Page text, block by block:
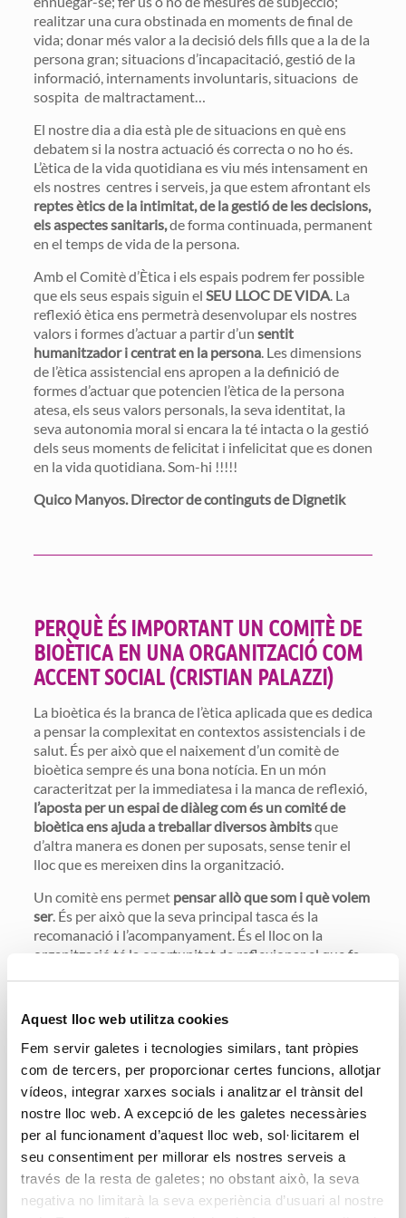
Aquest lloc web utilitza cookies
Fem servir galetes i tecnologies similars, tant pròpies
com de tercers, per proporcionar certes funcions, allotjar
vídeos, integrar xarxes socials i analitzar el trànsit del
nostre lloc web. A excepció de les galetes necessàries
per al funcionament d’aquest lloc web, sol·licitarem el
seu consentiment per millorar els nostres serveis a
través de la resta de galetes; no obstant això, la seva
negativa no limitarà la seva experiència d’usuari al nostre
realitzar una cura obstinada en moments de final de
vida; donar més valor a la decisió dels fills que a la de la
persona gran; situacions d’incapacitació, gestió de la
informació, internaments involuntaris, situacions de
sospita de maltractament…
El nostre dia a dia està ple de situacions en què ens
debatem si la nostra actuació és correcta o no ho és.
L’ètica de la vida quotidiana es viu més intensament en
els nostres centres i serveis, ja que estem afrontant els
reptes ètics de la intimitat, de la gestió de les decisions,
els aspectes sanitaris,de forma continuada, permanent
en el temps de vida de la persona.
Amb el Comitè d’Ètica i els espais podrem fer possible
que els seus espais siguin el SEU LLOC DE VIDA. La
reflexió ètica ens permetrà desenvolupar els nostres
valors i formes d’actuar a partir d’un sentit
humanitzador i centrat en la persona. Les dimensions
de l’ètica assistencial ens apropen a la definició de
formes d’actuar que potencien l’ètica de la persona
atesa, els seus valors personals, la seva identitat, la
seva autonomia moral si encara la té intacta o la gestió
dels seus moments de felicitat i infelicitat que es donen
en la vida quotidiana. Som-hi !!!!!
Quico Manyos. Director de continguts de Dignetik
PERQUÈ ÉS IMPORTANT UN COMITÈ DE
BIOÈTICA EN UNA ORGANITZACIÓ COM
ACCENT SOCIAL (CRISTIAN PALAZZI)
La bioètica és la branca de l’ètica aplicada que es dedica
a pensar la complexitat en contextos assistencials i de
salut. És per això que el naixement d’un comitè de
bioètica sempre és una bona notícia. En un món
caracteritzat per la immediatesa i la manca de reflexió,
l’aposta per un espai de diàleg com és un comité de
bioètica ens ajuda a treballar diversos àmbitsque
d’altra manera es donen per suposats, sense tenir el
lloc que es mereixen dins la organització.
Un comitè ens permet pensar allò que som i què volem
ser. És per això que la seva principal tasca és la
recomanació i l’acompanyament. És el lloc on la
organització té la oportunitat de reflexionar el que fa
virtuts i defectes que defineixen el seu caràcter.
El comitè és un espai on tothom hi és convidat. I ho és
perquè té a veure amb
la solidesa del projecte
organitzatiu, la maduresa dels serveis que s’ofereixen i
el compromís professionalamb les persones que hi
formen part. Persones que són, al cap i a la fi, la seva
cara visible i de qui depén, en bona part, la salut i
vitalitat d’aquesta.
Després de varis anys treballant amb diferents
comitès, la meva experiència em diu que, segons anem